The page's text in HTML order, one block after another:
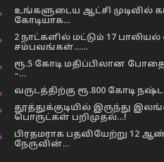
உங்களுடைய ஆட்சி முடிவில்
கோடியாக…
2 நாட்களில் மட்டும் 17
சம்பவங்கள்……
ரூ.5 கோடி மதிப்பிலான
–…
வருடத்திற்கு ரூ.800 கோடி
தூத்துக்குடியில் இருந்து
பொருட்கள் பறிமுதல்…!
பிரதமராக பதவியேற்று 12
நேருவின்…